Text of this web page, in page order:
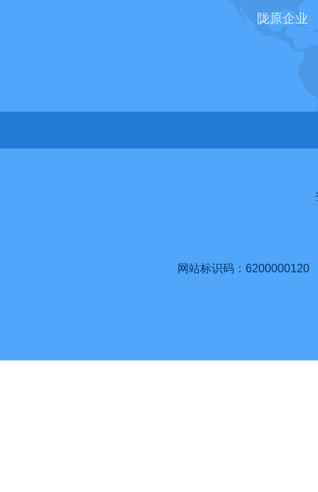
陇原企业
网站标识码：6200000120